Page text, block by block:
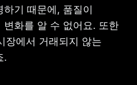
기 때문에, 품질이
화를 알 수 없어요. 또한
장에서 거래되지 않는
.